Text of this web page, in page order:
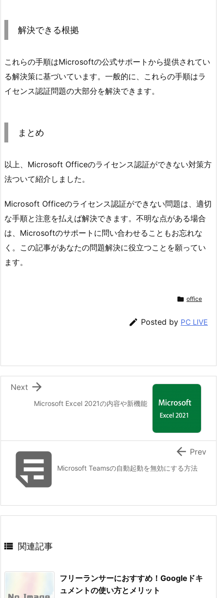
解決できる根拠
これらの手順はMicrosoftの公式サポートから提供されてい
る解決策に基づいています。一般的に、これらの手順はラ
イセンス認証問題の大部分を解決できます。
まとめ
以上、Microsoft Officeのライセンス認証ができない対策方
法ついて紹介しました。
Microsoft Officeのライセンス認証ができない問題は、適切
な手順と注意を払えば解決できます。不明な点がある場合
は、Microsoftのサポートに問い合わせることもお忘れな
く。この記事があなたの問題解決に役立つことを願ってい
ます。
 office
 Posted by PC LIVE
Microsoft Excel 2021の内容や新機能

Next
Microsoft Teamsの自動起動を無効にする方法
 Prev
 関連記事
フリーランサーにおすすめ！Googleドキ
ュメントの使い方とメリット